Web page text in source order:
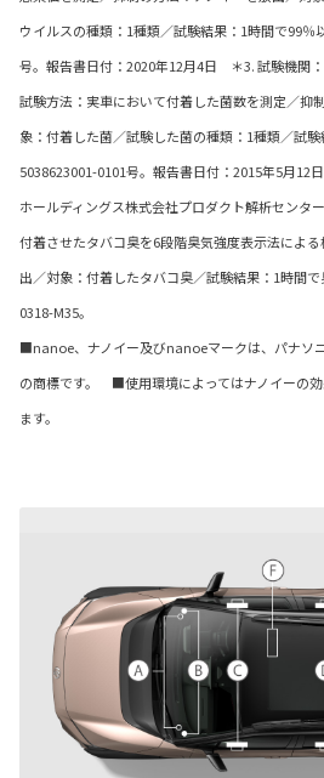
ウイルスの種類：1種類／試験結果：1時間で99％
号。報告書日付：2020年12月4日 ＊3. 試験機関
試験方法：実車において付着した菌数を測定／抑
象：付着した菌／試験した菌の種類：1種類／試
5038623001-0101号。報告書日付：2015年5月12
ホールディングス株式会社プロダクト解析センタ
付着させたタバコ臭を6段階臭気強度表示法によ
出／対象：付着したタバコ臭／試験結果：1時間
0318-M35。
■nanoe、ナノイー及びnanoeマークは、パナソ
の商標です。 ■使用環境によってはナノイーの
ます。